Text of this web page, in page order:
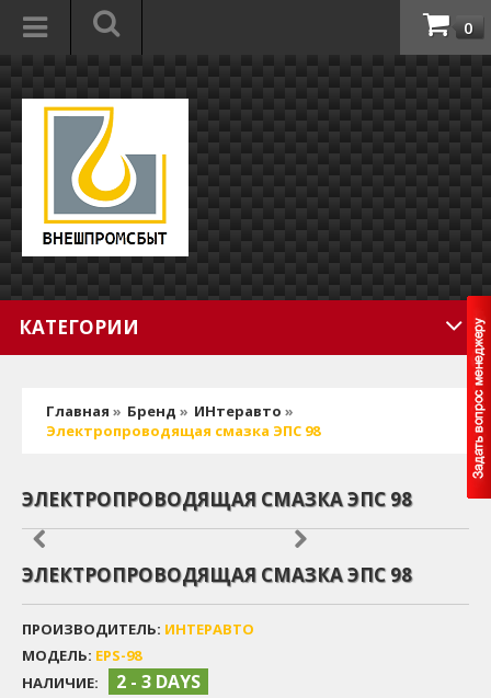
0
КАТЕГОРИИ
Главная » Бренд » ИНтеравто »
Электропроводящая смазка ЭПС 98
ЭЛЕКТРОПРОВОДЯЩАЯ СМАЗКА ЭПС 98
ЭЛЕКТРОПРОВОДЯЩАЯ СМАЗКА ЭПС 98
ПРОИЗВОДИТЕЛЬ: ИНТЕРАВТО
МОДЕЛЬ: EPS-98
НАЛИЧИЕ:
2 - 3 DAYS